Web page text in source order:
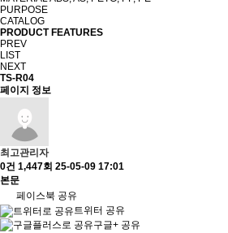
PURPOSE
CATALOG
PRODUCT FEATURES
PREV
LIST
NEXT
TS-R04
페이지 정보
최고관리자
0건 1,447회 25-05-09 17:01
본문
페이스북 공유
트위터 공유
구글+ 공유